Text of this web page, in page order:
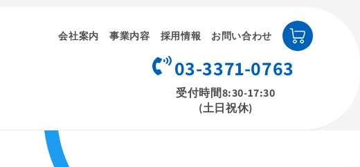
会社案内 事業内容 採用情報 お問い合わせ
ー
ト
03-3371-0763
受付時間8:30-17:30
(土日祝休)